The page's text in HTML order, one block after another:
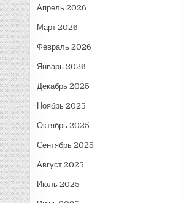
Апрель 2026
Март 2026
Февраль 2026
Январь 2026
Декабрь 2025
Ноябрь 2025
Октябрь 2025
Сентябрь 2025
Август 2025
Июль 2025